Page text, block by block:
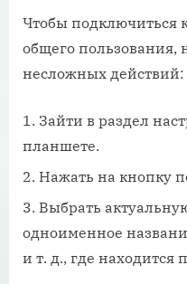
Чтобы подключиться
общего пользования,
несложных действий:
Зайти в раздел
планшете.
Нажать на кнопку
Выбрать
одноименное
и т. д., где находится